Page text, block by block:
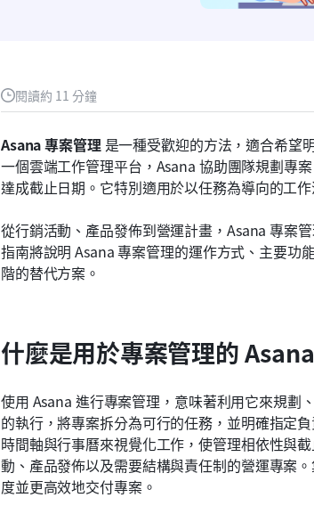
閱讀約 11 分鐘
Asana 專案管理 是一種受歡迎的方法，適合希望
一個雲端工作管理平台，Asana 協助團隊規劃專
達成截止日期。它特別適用於以任務為導向的工
從行銷活動、產品發佈到營運計畫，Asana 專案
指南將說明 Asana 專案管理的運作方式、主要功
階的替代方案。
什麼是用於專案管理的
使用 Asana 進行專案管理，意味著利用它來規劃
的執行，將專案拆分為可行的任務，並明確指定
時間軸與行事曆來視覺化工作，使管理相依性與
動、產品發佈以及需要結構與責任制的營運專案
度並更高效地交付專案。